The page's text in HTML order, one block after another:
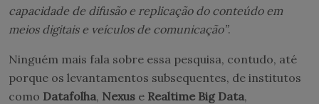
capacidade de difusão e replicação do conteúdo em
meios digitais e veículos de comunicação”.
Ninguém mais fala sobre essa pesquisa, contudo, até
porque os levantamentos subsequentes, de institutos
como Datafolha, Nexus e Realtime Big Data,